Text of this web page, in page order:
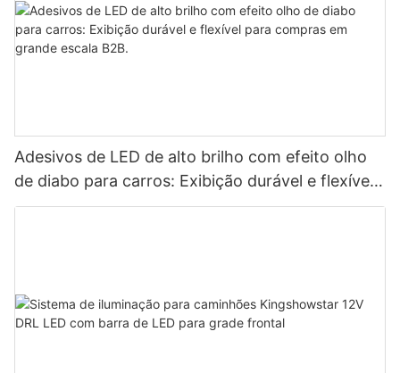
Adesivos de LED de alto brilho com efeito olho
de diabo para carros: Exibição durável e flexível
para compras em grande escala B2B.